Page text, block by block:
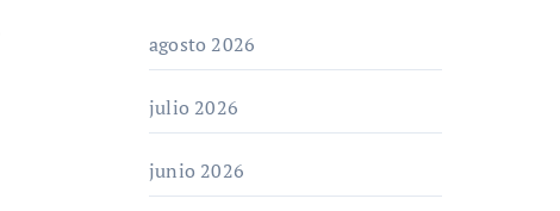
agosto 2026
julio 2026
junio 2026